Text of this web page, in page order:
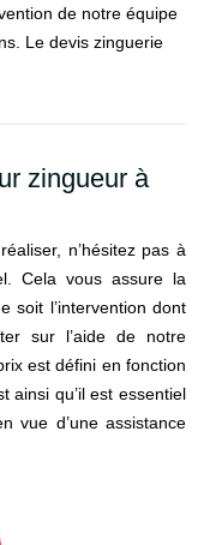
de notre équipe
Le devis zinguerie
zingueur à
n’hésitez pas à
Cela vous assure la
soit l’intervention dont
sur l’aide de notre
est défini en fonction
ainsi qu’il est essentiel
vue d’une assistance